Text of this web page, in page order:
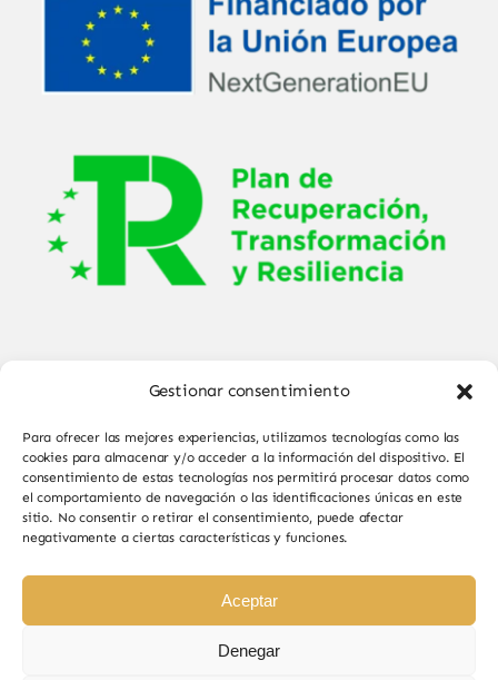
Gestionar consentimiento
Para ofrecer las mejores experiencias, utilizamos tecnologías como las
cookies para almacenar y/o acceder a la información del dispositivo. El
consentimiento de estas tecnologías nos permitirá procesar datos como
el comportamiento de navegación o las identificaciones únicas en este
sitio. No consentir o retirar el consentimiento, puede afectar
negativamente a ciertas características y funciones.
Aceptar
Denegar
© Copyright 2025 - 2026•Sabor de Sayago
Todos los derechos reservados • Diseño por
Paginas Web Iván González